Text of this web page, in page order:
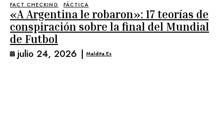
FACT CHECKING FÁCTICA
«A Argentina le robaron»: 17 teorías de
conspiración sobre la final del Mundial
de Futbol
julio 24, 2026 | Maldita.es